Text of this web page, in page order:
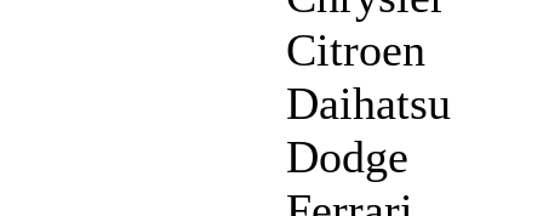
Citroen
Daihatsu
Dodge